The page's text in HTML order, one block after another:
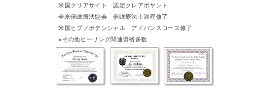
米国クリアサイト 認定クレアボヤント
全米催眠療法協会 催眠療法士過程修了
米国ヒプノポテンシャル アドバンスコース修了
※その他ヒーリング関連資格多数